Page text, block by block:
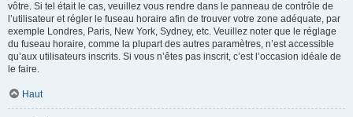
vôtre. Si tel était le cas, veuillez vous rendre dans le panneau de contrôle de
l’utilisateur et régler le fuseau horaire afin de trouver votre zone adéquate, par
exemple Londres, Paris, New York, Sydney, etc. Veuillez noter que le réglage
du fuseau horaire, comme la plupart des autres paramètres, n’est accessible
qu’aux utilisateurs inscrits. Si vous n’êtes pas inscrit, c’est l’occasion idéale de
le faire.
Haut